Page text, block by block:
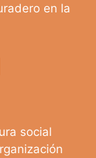
en la
social